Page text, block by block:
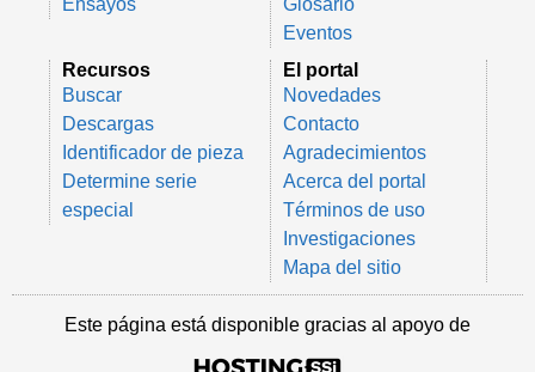
Ensayos
Glosario
Eventos
Recursos
Buscar
Descargas
Identificador de pieza
Determine serie
especial
El portal
Novedades
Contacto
Agradecimientos
Acerca del portal
Términos de uso
Investigaciones
Mapa del sitio
Este página está disponible gracias al apoyo de